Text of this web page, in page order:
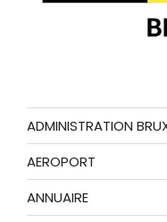
ADMINISTRATION
AEROPORT
ANNUAIRE